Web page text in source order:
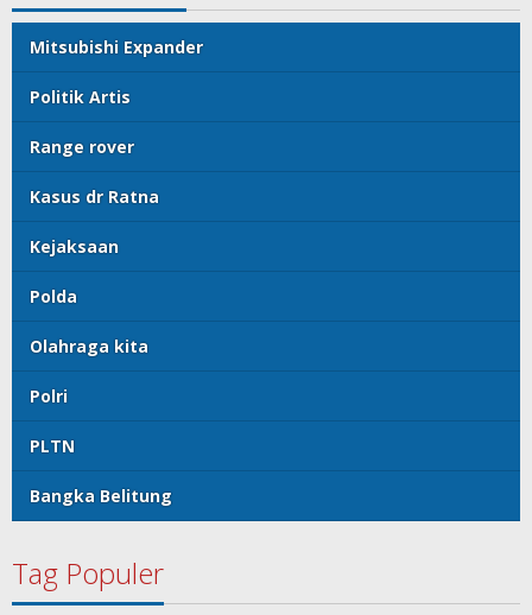
Mitsubishi Expander
Politik Artis
Range rover
Kasus dr Ratna
Kejaksaan
Polda
Olahraga kita
Polri
PLTN
Bangka Belitung
Tag Populer